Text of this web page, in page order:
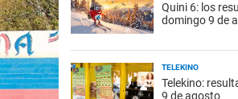
Quini 6: los
domingo 9 de
TELEKINO
Telekino:
9 de agosto